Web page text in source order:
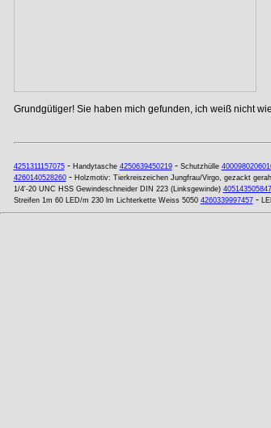
Grundgütiger! Sie haben mich gefunden, ich weiß nicht
4251311157075- Handytasche 4250639450219- Schutzhülle
4260140528260- Holzmotiv: Tierkreiszeichen Jungfrau/Virgo, gezackt
1/4'-20 UNC HSS Gewindeschneider DIN 223 (Linksgewinde)
Streifen 1m 60 LED/m 230 lm Lichterkette Weiss 5050 4260339997457-